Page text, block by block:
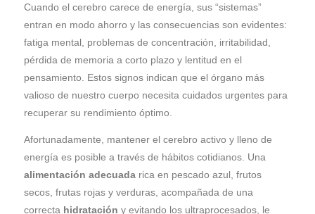
Cuando el cerebro carece de energía, sus “sistemas”
entran en modo ahorro y las consecuencias son evidentes:
fatiga mental, problemas de concentración, irritabilidad,
pérdida de memoria a corto plazo y lentitud en el
pensamiento. Estos signos indican que el órgano más
valioso de nuestro cuerpo necesita cuidados urgentes para
recuperar su rendimiento óptimo.
Afortunadamente, mantener el cerebro activo y lleno de
energía es posible a través de hábitos cotidianos. Una
alimentación adecuada rica en pescado azul, frutos
secos, frutas rojas y verduras, acompañada de una
correcta hidratación y evitando los ultraprocesados, le